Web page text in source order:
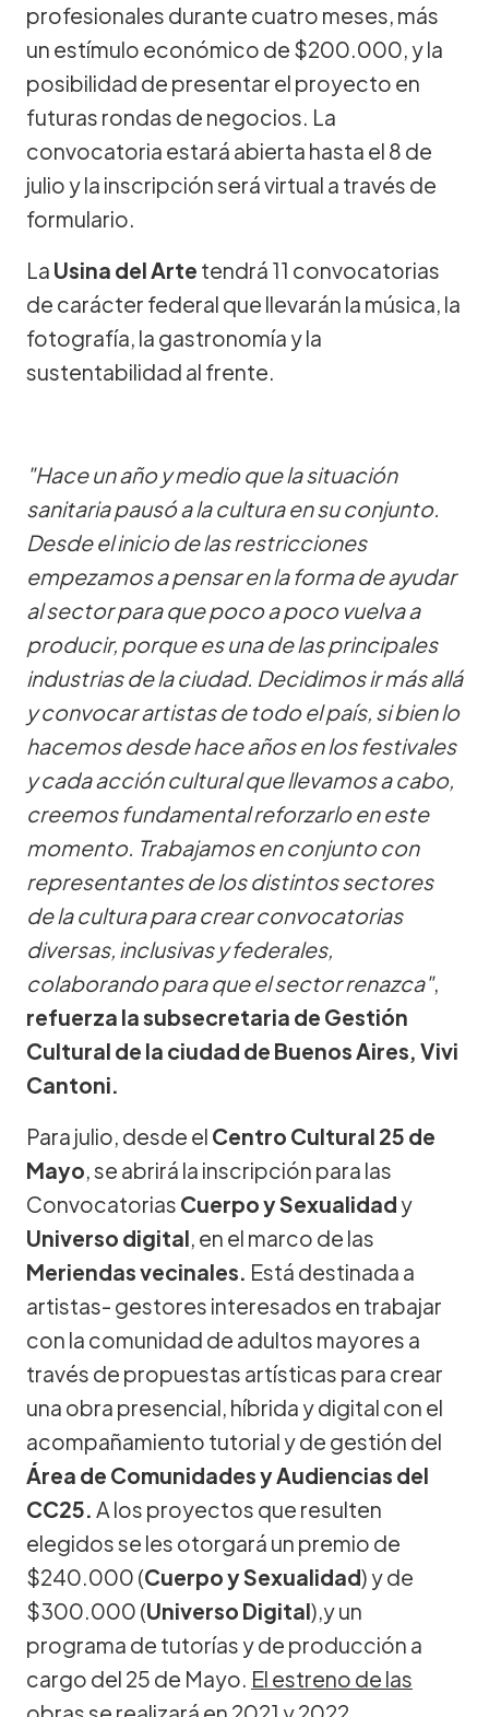
profesionales durante cuatro meses, más
un estímulo económico de $200.000, y la
posibilidad de presentar el proyecto en
futuras rondas de negocios. La
convocatoria estará abierta hasta el 8 de
julio y la inscripción será virtual a través de
formulario.
La Usina del Arte tendrá 11 convocatorias
de carácter federal que llevarán la música, la
fotografía, la gastronomía y la
sustentabilidad al frente.
"Hace un año y medio que la situación
sanitaria pausó a la cultura en su conjunto.
Desde el inicio de las restricciones
empezamos a pensar en la forma de ayudar
al sector para que poco a poco vuelva a
producir, porque es una de las principales
industrias de la ciudad. Decidimos ir más allá
y convocar artistas de todo el país, si bien lo
hacemos desde hace años en los festivales
y cada acción cultural que llevamos a cabo,
creemos fundamental reforzarlo en este
momento. Trabajamos en conjunto con
representantes de los distintos sectores
de la cultura para crear convocatorias
diversas, inclusivas y federales,
colaborando para que el sector renazca",
refuerza la subsecretaria de Gestión
Cultural de la ciudad de Buenos Aires, Vivi
Cantoni.
Para julio, desde el Centro Cultural 25 de
Mayo, se abrirá la inscripción para las
Convocatorias Cuerpo y Sexualidad y
Universo digital, en el marco de las
Meriendas vecinales. Está destinada a
artistas- gestores interesados en trabajar
con la comunidad de adultos mayores a
través de propuestas artísticas para crear
una obra presencial, híbrida y digital con el
acompañamiento tutorial y de gestión del
Área de Comunidades y Audiencias del
CC25. A los proyectos que resulten
elegidos se les otorgará un premio de
$240.000 (Cuerpo y Sexualidad) y de
$300.000 (Universo Digital),y un
programa de tutorías y de producción a
cargo del 25 de Mayo. El estreno de las